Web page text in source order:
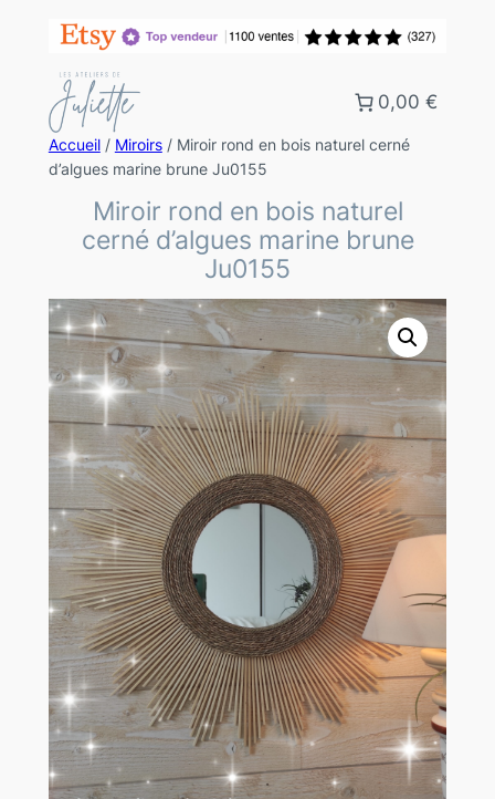
0,00 €
Accueil/ Miroirs/ Miroir rond en bois naturel cerné
d’algues marine brune Ju0155
Miroir rond en bois naturel
cerné d’algues marine brune
Ju0155